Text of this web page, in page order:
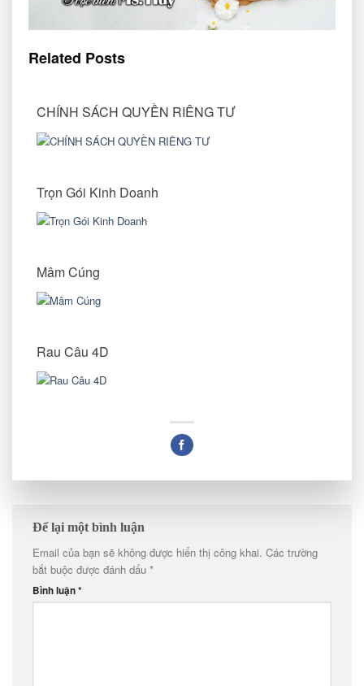
Related Posts
CHÍNH SÁCH QUYỀN RIÊNG TƯ
Trọn Gói Kinh Doanh
Mâm Cúng
Rau Câu 4D
Để lại một bình luận
Email của bạn sẽ không được hiển thị công khai. Các trường
bắt buộc được đánh dấu *
Bình luận*